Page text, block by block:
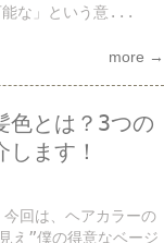
能な」という意...
more →
色とは？3つの
ます！
回は、ヘアカラーの
え”僕の得意なベージ